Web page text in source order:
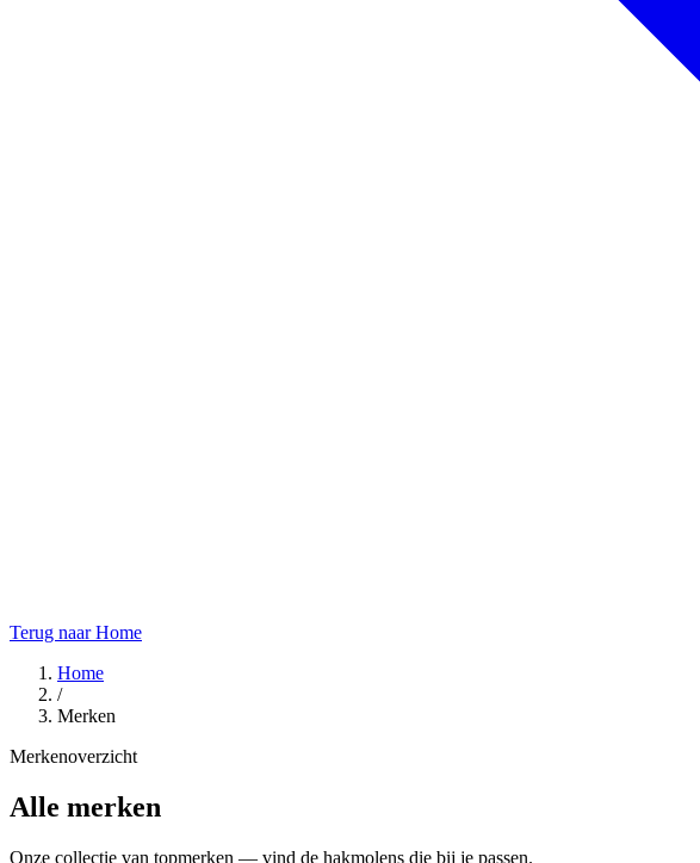
Terug naar Home
Home
/
Merken
Merkenoverzicht
Alle merken
Onze collectie van topmerken — vind de hakmolens die bij je passen.